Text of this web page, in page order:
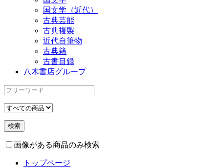
国文学（近代）
古典芸能
古典複製
近代自筆物
古典籍
古書目録
八木書店グループ
画像がある商品のみ検索
トップページ